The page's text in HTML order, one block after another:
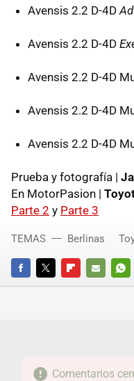
Avensis 2.2 D-4D
Avensis 2.2 D-4D
Avensis 2.2 D-4D
Avensis 2.2 D-4D
Avensis 2.2 D-4D
Prueba y fotografía |
En MotorPasion |
Parte 2 y Parte 3
FACEBOOKTWITTERFLIPBOARD
E-
TEMAS Berlinas
Comentarios